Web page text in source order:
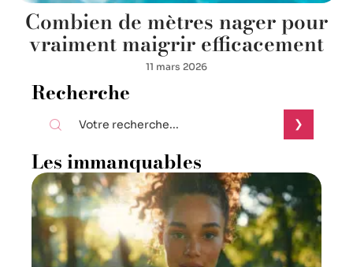
Combien de mètres nager pour
vraiment maigrir efficacement
11 mars 2026
Recherche
Les immanquables